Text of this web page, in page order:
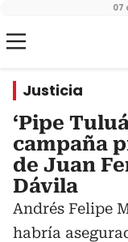
07
Justicia
‘Pipe
campaña
de Juan
Dávila
Andrés Felipe
habría